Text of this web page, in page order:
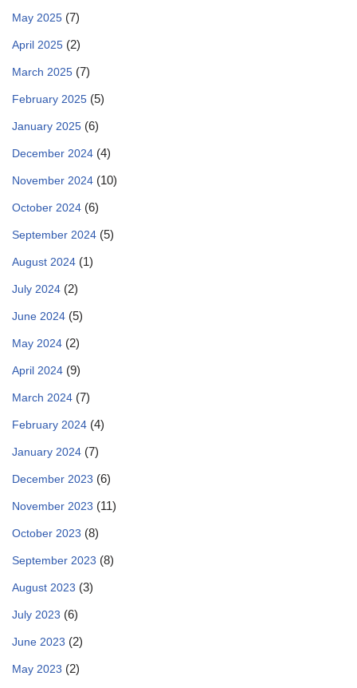
May 2025 (7)
April 2025 (2)
March 2025 (7)
February 2025 (5)
January 2025 (6)
December 2024 (4)
November 2024 (10)
October 2024 (6)
September 2024 (5)
August 2024 (1)
July 2024 (2)
June 2024 (5)
May 2024 (2)
April 2024 (9)
March 2024 (7)
February 2024 (4)
January 2024 (7)
December 2023 (6)
November 2023 (11)
October 2023 (8)
September 2023 (8)
August 2023 (3)
July 2023 (6)
June 2023 (2)
May 2023 (2)